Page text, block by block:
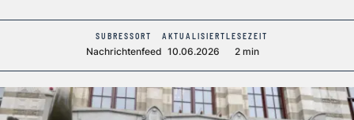
SUBRESSORT
Nachrichtenfeed
AKTUALISIERT
10.06.2026
LESEZEIT
2 min